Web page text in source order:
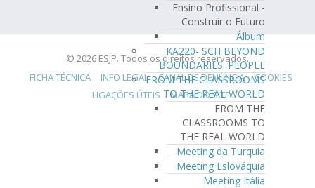
Ensino Profissional -
Construir o Futuro
Álbum
KA220- SCH BEYOND
BOUNDARIES: PEOPLE
FROM THE CLASSROOMS
TO THE REAL WORLD
FROM THE
CLASSROOMS TO
THE REAL WORLD
Meeting da Turquia
Meeting Eslováquia
Meeting Itália
© 2026 ESJP. Todos os direitos reservados.
FICHA TÉCNICA
INFO LEGAL CANAL DE DENÚNCIA
COOKIES
LIGAÇÕES ÚTEIS
MAPA DO SITE